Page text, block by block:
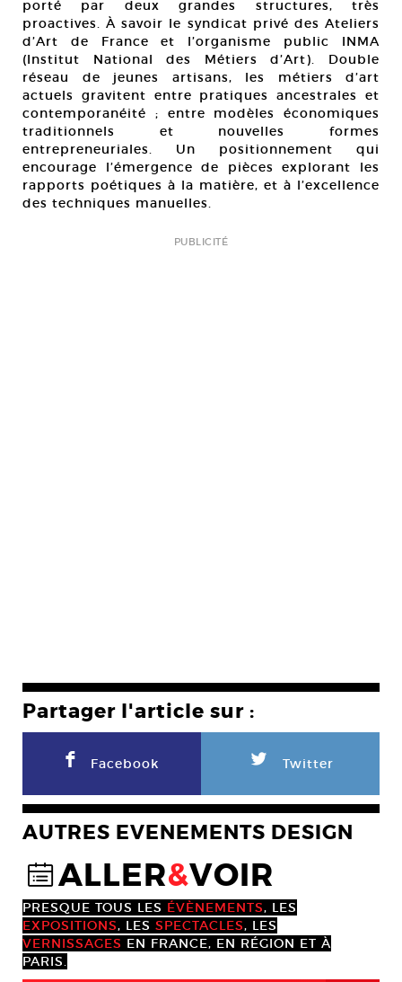
porté par deux grandes structures, très
proactives. À savoir le syndicat privé des Ateliers
d’Art de France et l’organisme public INMA
(Institut National des Métiers d’Art). Double
réseau de jeunes artisans, les métiers d’art
actuels gravitent entre pratiques ancestrales et
contemporanéité ; entre modèles économiques
traditionnels et nouvelles formes
entrepreneuriales. Un positionnement qui
encourage l’émergence de pièces explorant les
rapports poétiques à la matière, et à l’excellence
des techniques manuelles.
PUBLICITÉ
Partager l'article sur :
F Facebook L Twitter
AUTRES EVENEMENTS DESIGN
@ALLER&VOIR
PRESQUE TOUS LES ÉVÈNEMENTS, LES
EXPOSITIONS, LES SPECTACLES, LES
VERNISSAGES EN FRANCE, EN RÉGION ET À
PARIS.